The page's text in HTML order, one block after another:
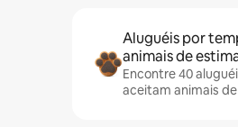
Aluguéis por
animais de
Encontre 40
aceitam animais